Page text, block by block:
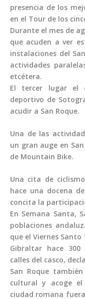
presencia de los
en el Tour de los
Durante el mes de
que acuden a ver
instalaciones del
actividades
etcétera.
El tercer lugar el
deportivo de
acudir a San Roque.
Una de las
un gran auge en
de Mountain Bike.
Una cita de
hace una docena
concita la
En Semana Santa,
poblaciones
que el Viernes
Gibraltar hace
calles del casco,
San Roque
cultural y acoge
ciudad romana